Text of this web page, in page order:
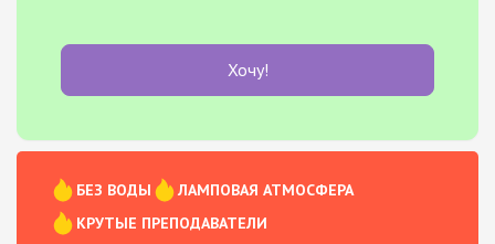
Хочу!
БЕЗ ВОДЫ
ЛАМПОВАЯ АТМОСФЕРА
КРУТЫЕ ПРЕПОДАВАТЕЛИ